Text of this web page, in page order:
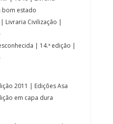
bom estado
Livraria Civilização |
| 14.ª edição |
2011 | Edições Asa
em capa dura